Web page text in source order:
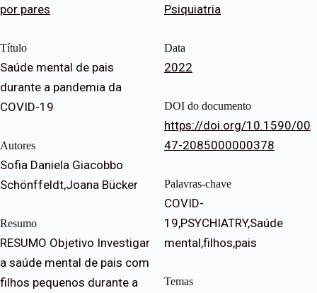
por pares
Título
Saúde mental de pais
durante a pandemia da
COVID-19
Autores
Sofia Daniela Giacobbo
Schönffeldt,Joana Bücker
Resumo
RESUMO Objetivo Investigar
a saúde mental de pais com
filhos pequenos durante a
Psiquiatria
Data
2022
DOI do documento
https://doi.org/10.1590/00
47-2085000000378
Palavras-chave
COVID-
19,PSYCHIATRY,Saúde
mental,filhos,pais
Temas